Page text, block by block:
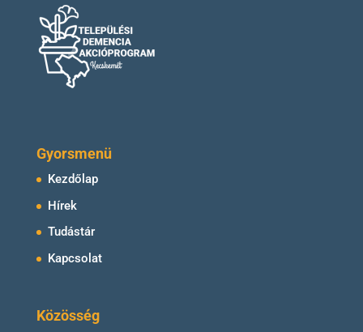
Gyorsmenü
Kezdőlap
Hírek
Tudástár
Kapcsolat
Közösség